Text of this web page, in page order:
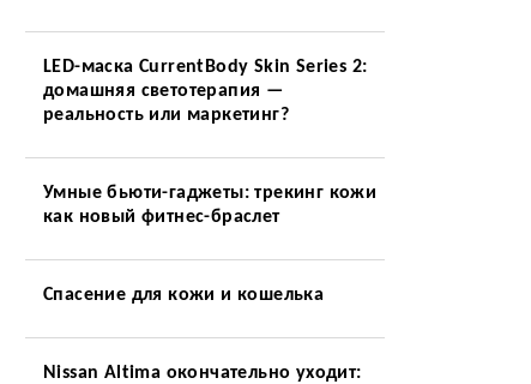
LED-маска CurrentBody Skin Series 2:
домашняя светотерапия —
реальность или маркетинг?
Умные бьюти-гаджеты: трекинг кожи
как новый фитнес-браслет
Спасение для кожи и кошелька
Nissan Altima окончательно уходит: